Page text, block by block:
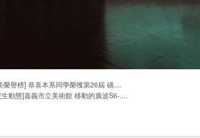
榮譽榜] 恭喜本系同學榮獲第26屆 磺....
動態]嘉義市立美術館 移動的廣波S6-....